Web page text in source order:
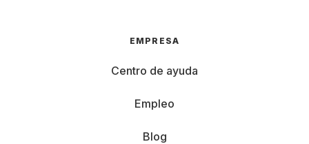
EMPRESA
Centro de ayuda
Empleo
Blog